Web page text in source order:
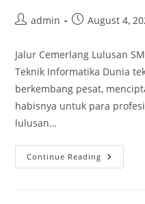
Postadmin
PostAugust 4,
Jalur Cemerlang Lulusan
Teknik Informatika Dunia
berkembang pesat,
habisnya untuk para
lulusan…
Continue Reading Jalur